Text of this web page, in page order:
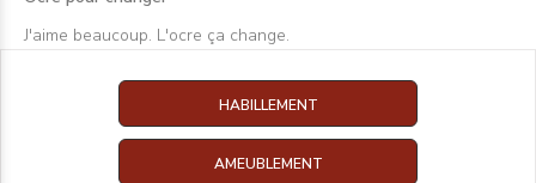
J'aime beaucoup. L'ocre ça change.
HABILLEMENT
AMEUBLEMENT